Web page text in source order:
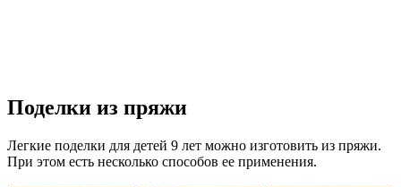
Поделки из пряжи
Легкие поделки для детей 9 лет можно изготовить из пряжи.
При этом есть несколько способов ее применения.